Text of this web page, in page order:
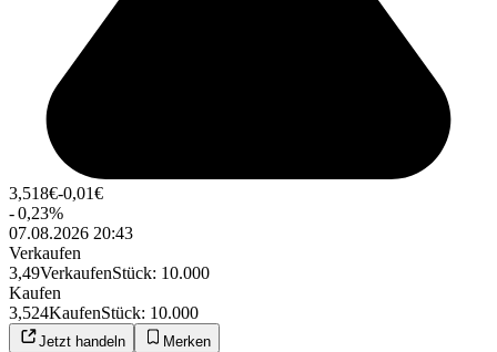
3,518€-0,01€
-0,23%
07.08.2026 20:43
Verkaufen
3,49VerkaufenStück: 10.000
Kaufen
3,524KaufenStück: 10.000
Jetzt handeln Merken